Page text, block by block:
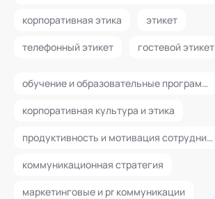
корпоративная этика этикет
телефонный этикет гостевой этикет
обучение и образовательные программы
корпоративная культура и этика
продуктивность и мотивация сотрудников
коммуникационная стратегия
маркетинговые и pr коммуникации